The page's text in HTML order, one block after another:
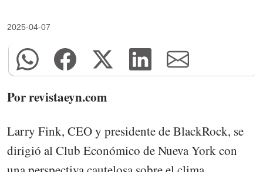
2025-04-07
Por revistaeyn.com
Larry Fink, CEO y presidente de BlackRock, se
dirigió al Club Económico de Nueva York con